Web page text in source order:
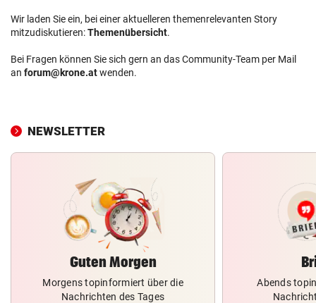
Wir laden Sie ein, bei einer aktuelleren themenrelevanten Story
mitzudiskutieren:Themenübersicht.
Bei Fragen können Sie sich gern an das Community-Team per Mail
an forum@krone.atwenden.
NEWSLETTER
Guten Morgen
Morgens topinformiert über die
Nachrichten des Tages
Abends